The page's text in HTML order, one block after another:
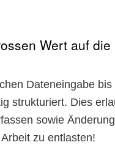
Wert auf
Dateneingabe
strukturiert. Dies
sowie
zu entlasten!